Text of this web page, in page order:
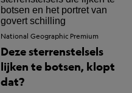
National Geographic Premium
Deze sterrenstelsels
lijken te botsen, klopt
dat?